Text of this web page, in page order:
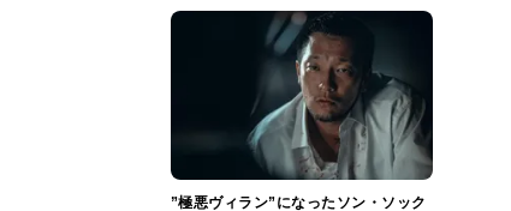
”極悪ヴィラン”になったソン・ソック